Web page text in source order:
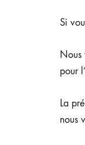
Si
Nous
pour
La
nous